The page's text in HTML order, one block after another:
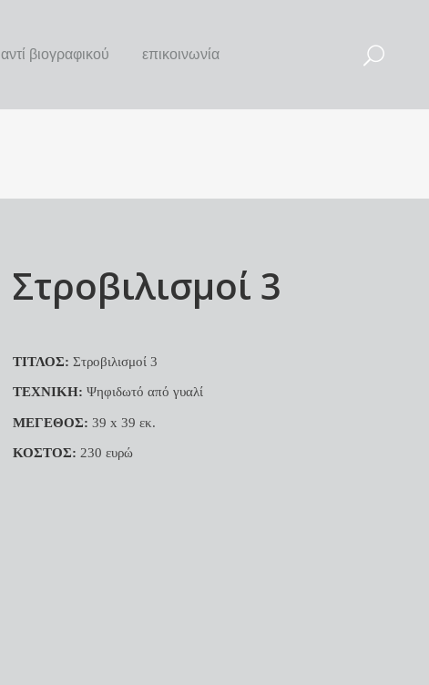
αντί βιογραφικού επικοινωνία
Στροβιλισμοί 3
ΤΙΤΛΟΣ: Στροβιλισμοί 3
ΤΕΧΝΙΚΗ: Ψηφιδωτό από γυαλί
ΜΕΓΕΘΟΣ: 39 x 39 εκ.
ΚΟΣΤΟΣ: 230 ευρώ